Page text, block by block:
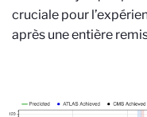
cruciale pour
après une entière